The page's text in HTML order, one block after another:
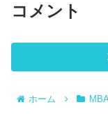
コメント
ホーム